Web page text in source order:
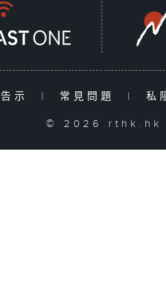
示 | 常見問題 | 私
© 2026 rthk.hk